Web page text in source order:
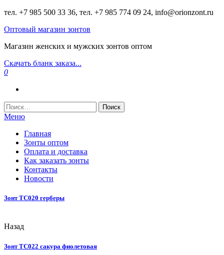
Перейти
содержимому
тел. +7 985 500 33 36, тел. +7 985 774 09 24, info@orionzont.ru
Оптовый магазин зонтов
Магазин женских и мужских зонтов оптом
Скачать бланк заказа...
0
Найти:
Меню
Главная
Зонты оптом
Оплата и доставка
Как заказать зонты
Контакты
Новости
Зонт ТС020 герберы
Назад
Зонт ТС022 сакура фиолетовая